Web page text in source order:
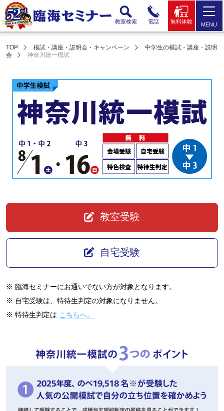
教室検索 電話 無料体験 MENU
TOP 模試・講座・説明会・キャンペーン
中学生の模試・講座・説明
会
神奈川統一模試
教室受験
自宅受験
※ 臨海セミナーにお通いでない方が対象となります。
※ 自宅受験は、特待生判定の対象になりません。
※ 特待生判定は こちらへ。